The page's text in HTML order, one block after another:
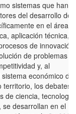
sistemas que han
del desarrollo de
en el área
aplicación técnica, y
de innovación
de problemas
y, al
económico de
territorio, los debates
de ciencia,
desarrollan en el